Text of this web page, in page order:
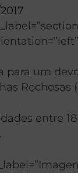
um
Rochosas
entre